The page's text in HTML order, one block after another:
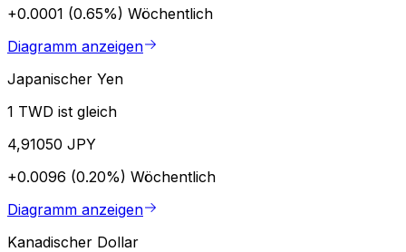
+0.0001 (0.65%) Wöchentlich
Diagramm anzeigen
Japanischer Yen
1 TWD ist gleich
4,91050 JPY
+0.0096 (0.20%) Wöchentlich
Diagramm anzeigen
Kanadischer Dollar